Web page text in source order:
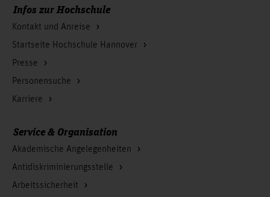
Infos zur Hochschule
Kontakt und Anreise
Startseite Hochschule Hannover
Presse
Personensuche
Karriere
Service & Organisation
Akademische Angelegenheiten
Antidiskriminierungsstelle
Arbeitssicherheit